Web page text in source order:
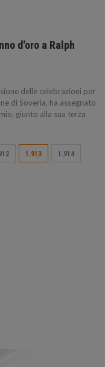
d'oro a Ralph
delle celebrazioni per
di Soveria, ha assegnato
giunto alla sua terza
1.913 1.914